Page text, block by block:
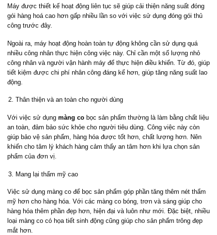
Máy được thiết kế hoạt động liên tục sẽ giúp cải thiện năng suất đóng
gói hàng hoá cao hơn gấp nhiều lần so với việc sử dụng đóng gói thủ
công trước đây.
Ngoài ra, máy hoạt động hoàn toàn tự động không cần sử dụng quá
nhiều công nhân thực hiện công việc này. Chỉ cần một số lượng nhỏ
công nhân và người vận hành máy để thực hiện điều khiển. Từ đó, giúp
tiết kiệm được chi phí nhân công đáng kể hơn, giúp tăng năng suất lao
động.
Thân thiện và an toàn cho người dùng
Với việc sử dụng màng co bọc sản phẩm thường là làm bằng chất liệu
an toàn, đảm bảo sức khỏe cho người tiêu dùng. Công việc này còn
giúp bảo vệ sản phẩm, hàng hóa được tốt hơn, chất lượng hơn. Nên
khiến cho tâm lý khách hàng cảm thấy an tâm hơn khi lựa chọn sản
phẩm của đơn vị.
Mang lại thẩm mỹ cao
Việc sử dụng màng co để bọc sản phẩm góp phần tăng thêm nét thẩm
mỹ hơn cho hàng hóa. Với các màng co bóng, trơn và sáng giúp cho
hàng hóa thêm phần đẹp hơn, hiện đại và luôn như mới. Đặc biệt, nhiều
loại màng co có họa tiết sinh động cũng giúp cho sản phẩm trông đẹp
mắt hơn.